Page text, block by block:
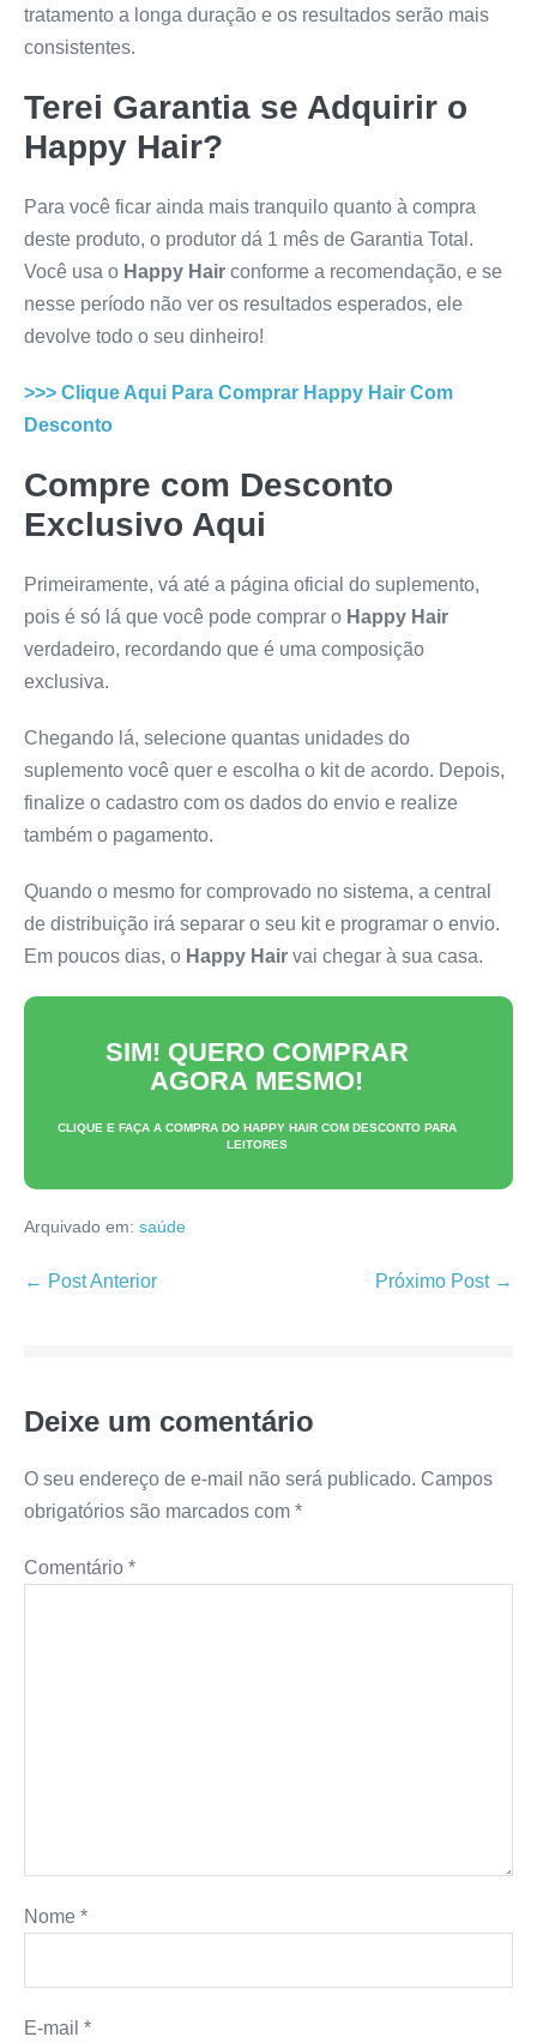
tratamento a longa duração e os resultados serão mais
consistentes.
Terei Garantia se Adquirir o
Happy Hair?
Para você ficar ainda mais tranquilo quanto à compra
deste produto, o produtor dá 1 mês de Garantia Total.
Você usa o Happy Hair conforme a recomendação, e se
nesse período não ver os resultados esperados, ele
devolve todo o seu dinheiro!
>>> Clique Aqui Para Comprar Happy Hair Com
Desconto
Compre com Desconto
Exclusivo Aqui
Primeiramente, vá até a página oficial do suplemento,
pois é só lá que você pode comprar o Happy Hair
verdadeiro, recordando que é uma composição
exclusiva.
Chegando lá, selecione quantas unidades do
suplemento você quer e escolha o kit de acordo. Depois,
finalize o cadastro com os dados do envio e realize
também o pagamento.
Quando o mesmo for comprovado no sistema, a central
de distribuição irá separar o seu kit e programar o envio.
Em poucos dias, o Happy Hair vai chegar à sua casa.
SIM! QUERO COMPRAR
AGORA MESMO!
CLIQUE E FAÇA A COMPRA DO HAPPY HAIRCOM DESCONTO PARA
LEITORES
Arquivado em: saúde
Navegação
← Post Anterior Próximo Post →
Deixe um comentário
O seu endereço de e-mail não será publicado. Campos
obrigatórios são marcados com *
Comentário *
Nome *
E-mail *